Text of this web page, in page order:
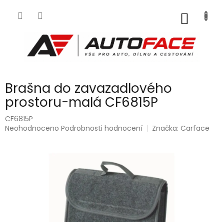
Brašna do zavazadlového
prostoru-malá CF6815P
CF6815P
Průměrné
Neohodnoceno Podrobnosti hodnocení Značka:Carface